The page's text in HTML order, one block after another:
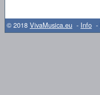
© 2018 VivaMusica.eu - Info -